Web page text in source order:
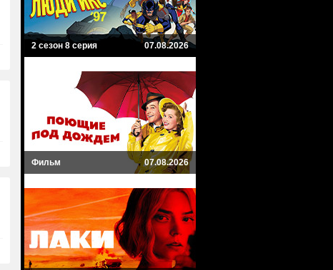
2 сезон 8 серия 07.08.2026
Фильм 07.08.2026